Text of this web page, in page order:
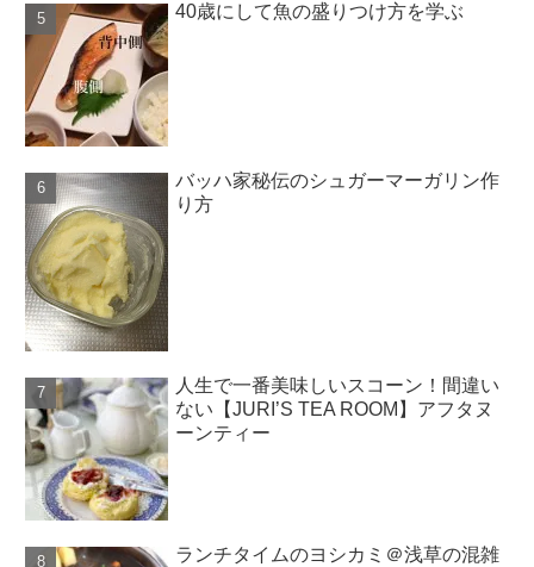
40歳にして魚の盛りつけ方を学ぶ
バッハ家秘伝のシュガーマーガリン作
り方
人生で一番美味しいスコーン！間違い
ない【JURI’S TEA ROOM】アフタヌ
ーンティー
ランチタイムのヨシカミ＠浅草の混雑